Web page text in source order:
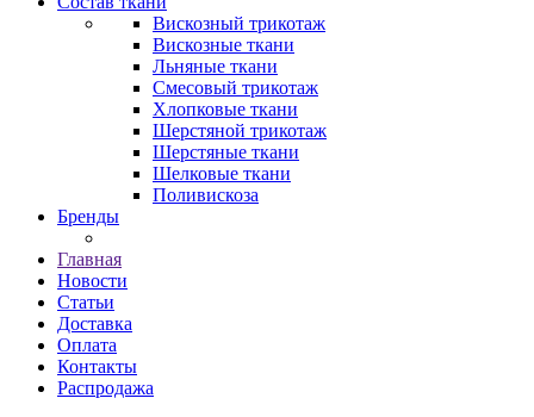
Вискозный трикотаж
Вискозные ткани
Льняные ткани
Смесовый трикотаж
Хлопковые ткани
Шерстяной трикотаж
Шерстяные ткани
Шелковые ткани
Поливискоза
Бренды
Главная
Новости
Статьи
Доставка
Оплата
Контакты
Распродажа